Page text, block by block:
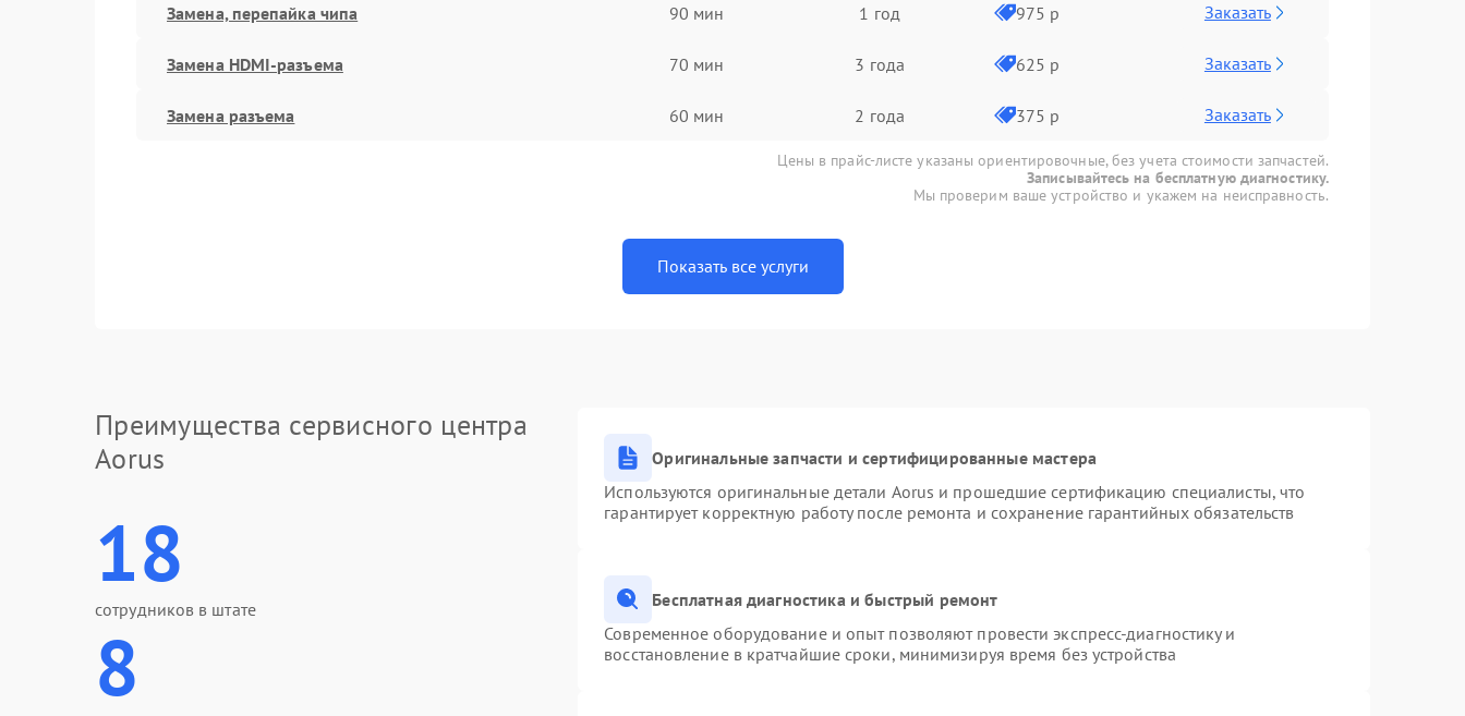
Замена, перепайка чипа 90 мин 1 год 975 р Заказать
Замена HDMI-разъема 70 мин 3 года 625 р Заказать
Замена разъема 60 мин 2 года 375 р Заказать
Цены в прайс-листе указаны ориентировочные, без учета стоимости запчастей.
Записывайтесь на бесплатную диагностику.
Мы проверим ваше устройство и укажем на неисправность.
Показать все услуги
Преимущества сервисного центра
Aorus
18
сотрудников в штате
8
Оригинальные запчасти и сертифицированные мастера
Используются оригинальные детали Aorus и прошедшие сертификацию специалисты, что
гарантирует корректную работу после ремонта и сохранение гарантийных обязательств
Бесплатная диагностика и быстрый ремонт
Современное оборудование и опыт позволяют провести экспресс-диагностику и
восстановление в кратчайшие сроки, минимизируя время без устройства